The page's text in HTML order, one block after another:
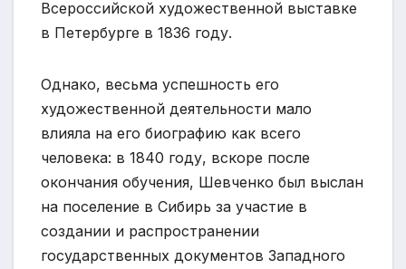
Всероссийской художественной выставке
в Петербурге в 1836 году.
Однако, весьма успешность его
художественной деятельности мало
влияла на его биографию как всего
человека: в 1840 году, вскоре после
окончания обучения, Шевченко был выслан
на поселение в Сибирь за участие в
создании и распространении
государственных документов Западного